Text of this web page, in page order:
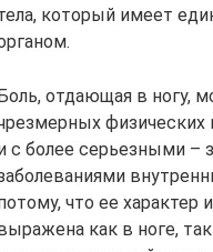
который имеет
отдающая в ногу,
физических
с более серьезными –
что ее
как в ноге,